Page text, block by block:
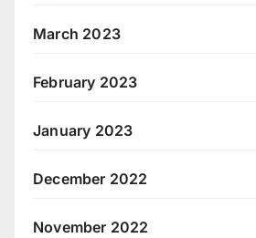
March 2023
February 2023
January 2023
December 2022
November 2022